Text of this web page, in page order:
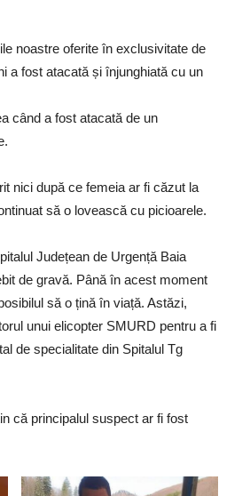
noastre oferite în exclusivitate de
a fost atacată și înjunghiată cu un
când a fost atacată de un
nici după ce femeia ar fi căzut la
să o lovească cu picioarele.
Județean de Urgență Baia
de gravă. Până în acest moment
să o țină în viață. Astăzi,
unui elicopter SMURD pentru a fi
de specialitate din Spitalul Tg
că principalul suspect ar fi fost